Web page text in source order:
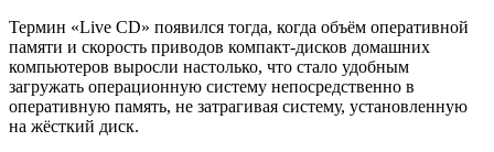
Термин «Live CD» появился тогда, когда объём оперативной
памяти и скорость приводов компакт-дисков домашних
компьютеров выросли настолько, что стало удобным
загружать операционную систему непосредственно в
оперативную память, не затрагивая систему, установленную
на жёсткий диск.